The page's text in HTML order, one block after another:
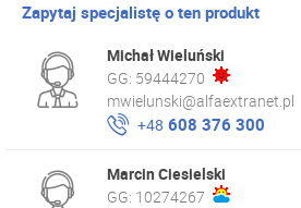
Zapytaj specjalistę o ten produkt
Michał Wieluński
GG: 59444270
mwielunski@alfaextranet.pl
+48 608 376 300
Marcin Ciesielski
GG: 10274267